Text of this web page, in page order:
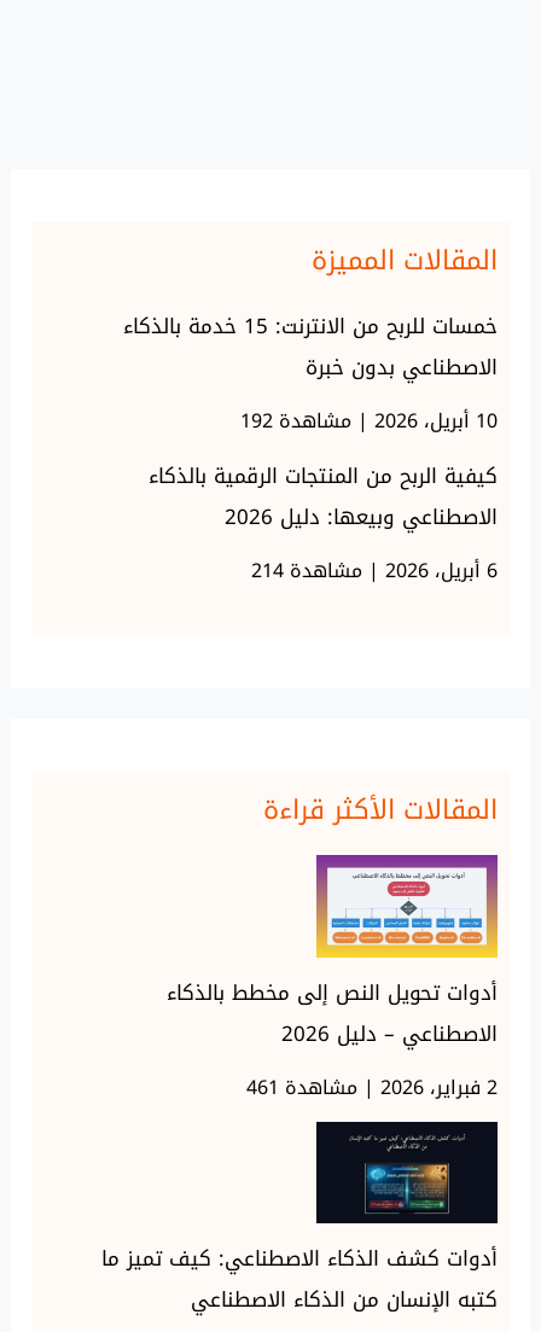
المقالات المميزة
خمسات للربح من الانترنت: 15 خدمة بالذكاء
الاصطناعي بدون خبرة
10 أبريل، 2026 | مشاهدة 192
كيفية الربح من المنتجات الرقمية بالذكاء
الاصطناعي وبيعها: دليل 2026
6 أبريل، 2026 | مشاهدة 214
المقالات الأكثر قراءة
أدوات تحويل النص إلى مخطط بالذكاء
الاصطناعي – دليل 2026
2 فبراير، 2026 | مشاهدة 461
أدوات كشف الذكاء الاصطناعي: كيف تميز ما
كتبه الإنسان من الذكاء الاصطناعي